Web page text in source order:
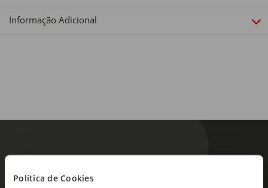
Política de Cookies
praticidade, higiene e longa vida útil.
Linha:
Informação Adicional